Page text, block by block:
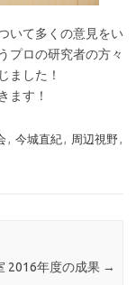
いて多くの意見をい
プロの研究者の方々
ました！
ます！
, 今城直紀, 周辺視野,
2016年度の成果 →